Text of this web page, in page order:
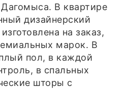
В квартире
дизайнерский
на заказ,
марок. В
пол, в каждой
в спальных
шторы с